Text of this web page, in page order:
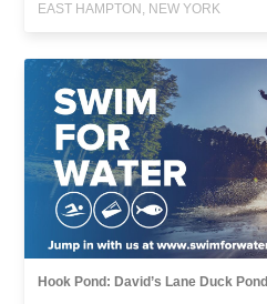
EAST HAMPTON, NEW YORK
Hook Pond: David’s Lane Duck Pond